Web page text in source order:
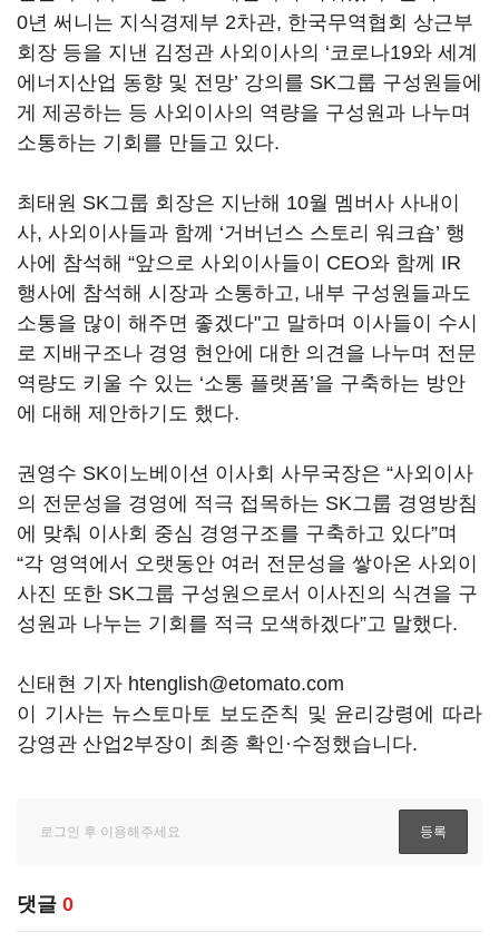
0년 써니는 지식경제부 2차관, 한국무역협회 상근부
회장 등을 지낸 김정관 사외이사의 ‘코로나19와 세계
에너지산업 동향 및 전망’ 강의를 SK그룹 구성원들에
게 제공하는 등 사외이사의 역량을 구성원과 나누며
소통하는 기회를 만들고 있다.
최태원 SK그룹 회장은 지난해 10월 멤버사 사내이
사, 사외이사들과 함께 ‘거버넌스 스토리 워크숍’ 행
사에 참석해 “앞으로 사외이사들이 CEO와 함께 IR
행사에 참석해 시장과 소통하고, 내부 구성원들과도
소통을 많이 해주면 좋겠다"고 말하며 이사들이 수시
로 지배구조나 경영 현안에 대한 의견을 나누며 전문
역량도 키울 수 있는 ‘소통 플랫폼’을 구축하는 방안
에 대해 제안하기도 했다.
권영수 SK이노베이션 이사회 사무국장은 “사외이사
의 전문성을 경영에 적극 접목하는 SK그룹 경영방침
에 맞춰 이사회 중심 경영구조를 구축하고 있다”며
“각 영역에서 오랫동안 여러 전문성을 쌓아온 사외이
사진 또한 SK그룹 구성원으로서 이사진의 식견을 구
성원과 나누는 기회를 적극 모색하겠다”고 말했다.
신태현 기자 htenglish@etomato.com
이 기사는 뉴스토마토 보도준칙 및 윤리강령에 따라
강영관 산업2부장이 최종 확인·수정했습니다.
댓글 0